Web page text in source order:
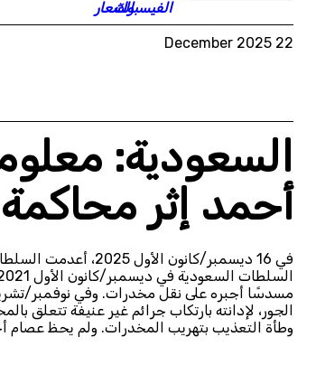
22 December 2025
السعودية:
أحمد إثر
في 16 ديسمبر/
الجور، لإدانته بارتكاب جرائم غير عنيفة
وطأة التعذيب بتهريب المخدرات. ولم يحظ عصام